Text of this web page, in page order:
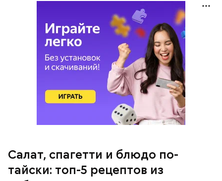
Салат, спагетти и блюдо по-
тайски: топ-5 рецептов из
кабачок;
петрушка;
оливковое масло;
Однако диетолог предупредила: не для всех дыня
может быть полезна. В первую очередь ее стоит